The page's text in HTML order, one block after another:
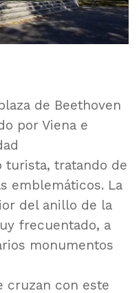
de Beethoven
por Viena e
turista, tratando de
emblemáticos. La
del anillo de la
frecuentado, a
monumentos
cruzan con este